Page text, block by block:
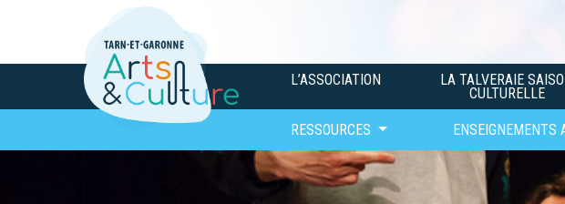
L’ASSOCIATION LA TALVERAIE
CULTURELLE
RESSOURCES ENSEIGNEMENTS